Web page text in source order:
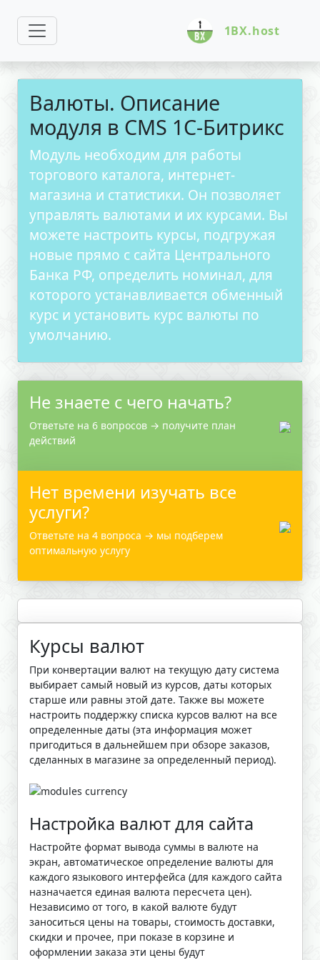
1BX.host
Валюты. Описание
модуля в CMS 1С-Битрикс
Модуль необходим для работы
торгового каталога, интернет-
магазина и статистики. Он позволяет
управлять валютами и их курсами. Вы
можете настроить курсы, подгружая
новые прямо с сайта Центрального
Банка РФ, определить номинал, для
которого устанавливается обменный
курс и установить курс валюты по
умолчанию.
Не знаете с чего начать?
Ответьте на 6 вопросов → получите план
действий
Нет времени изучать все
услуги?
Ответьте на 4 вопроса → мы подберем
оптимальную услугу
Курсы валют
При конвертации валют на текущую дату система
выбирает самый новый из курсов, даты которых
старше или равны этой дате. Также вы можете
настроить поддержку списка курсов валют на все
определенные даты (эта информация может
пригодиться в дальнейшем при обзоре заказов,
сделанных в магазине за определенный период).
Настройка валют для сайта
Настройте формат вывода суммы в валюте на
экран, автоматическое определение валюты для
каждого языкового интерфейса (для каждого сайта
назначается единая валюта пересчета цен).
Независимо от того, в какой валюте будут
заноситься цены на товары, стоимость доставки,
скидки и прочее, при показе в корзине и
оформлении заказа эти цены будут